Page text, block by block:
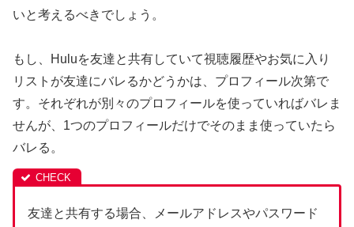
いと考えるべきでしょう。
もし、Huluを友達と共有していて視聴履歴やお気に入り
リストが友達にバレるかどうかは、プロフィール次第で
す。それぞれが別々のプロフィールを使っていればバレま
せんが、1つのプロフィールだけでそのまま使っていたら
バレる。
友達と共有する場合、メールアドレスやパスワード